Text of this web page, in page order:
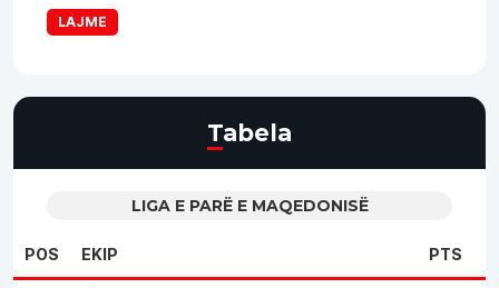
LAJME
Tabela
LIGA E PARË E MAQEDONISË
POS EKIP PTS